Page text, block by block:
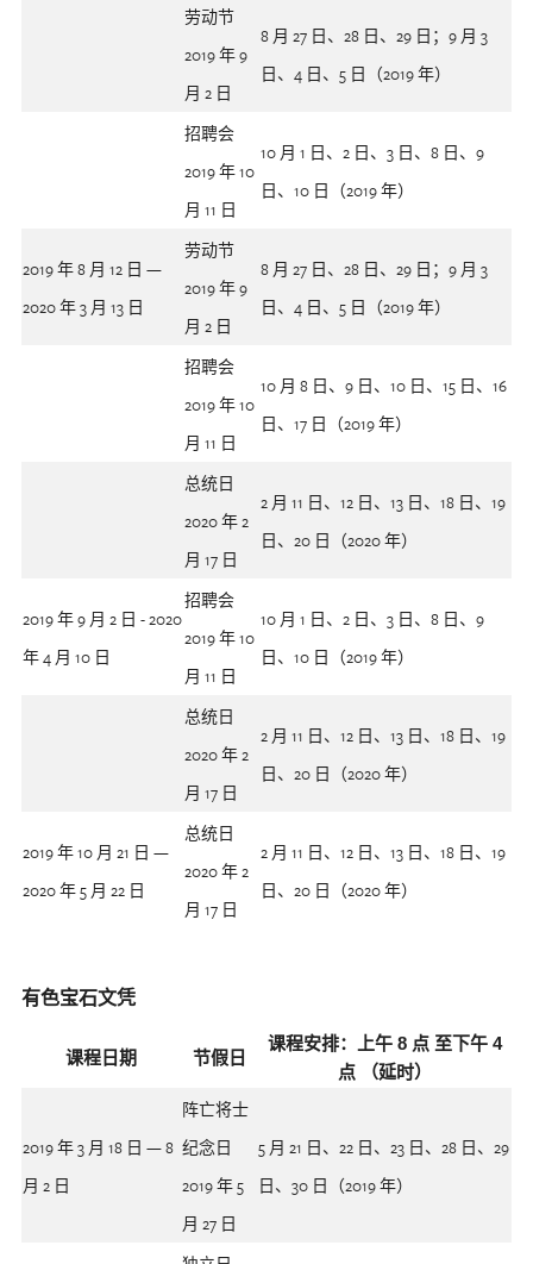
劳动节
2019 年 9
月 2 日
8 月 27 日、28 日、29 日；9 月 3
日、4 日、5 日（2019 年）
招聘会
2019 年 10
月 11 日
10 月 1 日、2 日、3 日、8 日、9
日、10 日（2019 年）
2019 年 8 月 12 日 —
2020 年 3 月 13 日
劳动节
2019 年 9
月 2 日
8 月 27 日、28 日、29 日；9 月 3
日、4 日、5 日（2019 年）
招聘会
2019 年 10
月 11 日
10 月 8 日、9 日、10 日、15 日、16
日、17 日（2019 年）
总统日
2020 年 2
月 17 日
2 月 11 日、12 日、13 日、18 日、19
日、20 日（2020 年）
2019 年 9 月 2 日 - 2020
年 4 月 10 日
招聘会
2019 年 10
月 11 日
10 月 1 日、2 日、3 日、8 日、9
日、10 日（2019 年）
总统日
2020 年 2
月 17 日
2 月 11 日、12 日、13 日、18 日、19
日、20 日（2020 年）
2019 年 10 月 21 日 —
2020 年 5 月 22 日
总统日
2020 年 2
月 17 日
2 月 11 日、12 日、13 日、18 日、19
日、20 日（2020 年）
有色宝石文凭
课程日期 节假日
课程安排：上午 8 点 至下午 4
点 （延时）
2019 年 3 月 18 日 — 8
月 2 日
阵亡将士
纪念日
2019 年 5
月 27 日
5 月 21 日、22 日、23 日、28 日、29
日、30 日（2019 年）